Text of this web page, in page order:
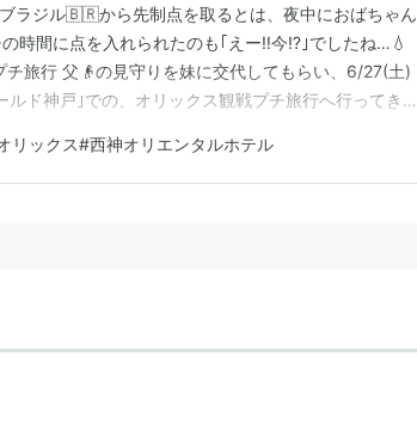
ラジル🇧🇷から先制点を取るとは、夜中におばちゃん
時間に点を入れられたのも｢えー‼️今⁉️｣でしたね…💧
チ旅行 父👴の見守りを妹に交代してもらい、6/27(土)
ド神戸｣での、オリックス観戦プチ旅行へ行ってきま
のお話 www.manmarun.com www.manmarun.c…
リックス#西神オリエンタルホテル